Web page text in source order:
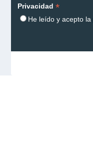
Privacidad *
He leído y acepto la